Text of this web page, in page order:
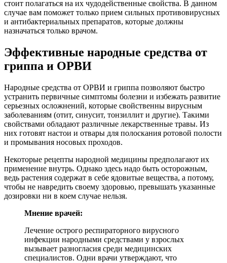
стоит полагаться на их чудодейственные свойства. В данном
случае вам поможет только прием сильных противовирусных
и антибактериальных препаратов, которые должны
назначаться только врачом.
Эффективные народные средства от
гриппа и ОРВИ
Народные средства от ОРВИ и гриппа позволяют быстро
устранить первичные симптомы болезни и избежать развитие
серьезных осложнений, которые свойственны вирусным
заболеваниям (отит, синусит, тонзиллит и другие). Такими
свойствами обладают различные лекарственные травы. Из
них готовят настои и отвары для полоскания ротовой полости
и промывания носовых проходов.
Некоторые рецепты народной медицины предполагают их
применение внутрь. Однако здесь надо быть осторожным,
ведь растения содержат в себе ядовитые вещества, а потому,
чтобы не навредить своему здоровью, превышать указанные
дозировки ни в коем случае нельзя.
Мнение врачей:
Лечение острого респираторного вирусного
инфекции народными средствами у взрослых
вызывает разногласия среди медицинских
специалистов. Одни врачи утверждают, что